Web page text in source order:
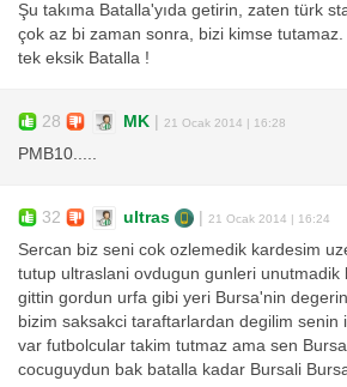
Şu takıma Batalla'yıda getirin, zaten türk
çok az bi zaman sonra, bizi kimse
tek eksik Batalla !
28 MK | 21 Ocak 2014 | 16:28
PMB10.....
32 ultras | 21 Ocak 2014 | 16:24
Sercan biz seni cok ozlemedik kardesim
tutup ultraslani ovdugun gunleri unutmadik
gittin gordun urfa gibi yeri Bursa'nin
bizim saksakci taraftarlardan degilim senin
var futbolcular takim tutmaz ama sen
cocuguydun bak batalla kadar Bursali